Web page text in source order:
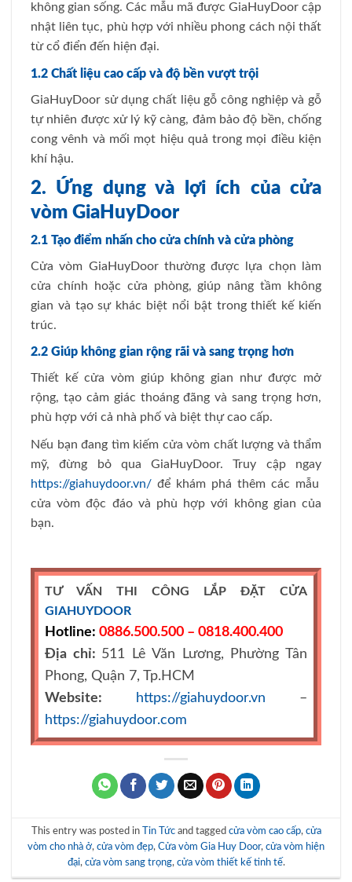
không gian sống. Các mẫu mã được GiaHuyDoor cập
nhật liên tục, phù hợp với nhiều phong cách nội thất
từ cổ điển đến hiện đại.
1.2 Chất liệu cao cấp và độ bền vượt trội
GiaHuyDoor sử dụng chất liệu gỗ công nghiệp và gỗ
tự nhiên được xử lý kỹ càng, đảm bảo độ bền, chống
cong vênh và mối mọt hiệu quả trong mọi điều kiện
khí hậu.
2. Ứng dụng và lợi ích của cửa
vòm GiaHuyDoor
2.1 Tạo điểm nhấn cho cửa chính và cửa phòng
Cửa vòm GiaHuyDoor thường được lựa chọn làm
cửa chính hoặc cửa phòng, giúp nâng tầm không
gian và tạo sự khác biệt nổi bật trong thiết kế kiến
trúc.
2.2 Giúp không gian rộng rãi và sang trọng hơn
Thiết kế cửa vòm giúp không gian như được mở
rộng, tạo cảm giác thoáng đãng và sang trọng hơn,
phù hợp với cả nhà phố và biệt thự cao cấp.
Nếu bạn đang tìm kiếm cửa vòm chất lượng và thẩm
mỹ, đừng bỏ qua GiaHuyDoor. Truy cập ngay
https://giahuydoor.vn/ để khám phá thêm các mẫu
cửa vòm độc đáo và phù hợp với không gian của
bạn.
TƯ VẤN THI CÔNG LẮP ĐẶT CỬA
GIAHUYDOOR
Hotline: 0886.500.500 – 0818.400.400
Địa chỉ: 511 Lê Văn Lương, Phường Tân
Phong, Quận 7, Tp.HCM
Website:
https://giahuydoor.vn –
https://giahuydoor.com
This entry was posted in Tin Tứcand tagged cửa vòm cao cấp, cửa
vòm cho nhà ở, cửa vòm đẹp, Cửa vòm Gia Huy Door, cửa vòm hiện
đại, cửa vòm sang trọng, cửa vòm thiết kế tinh tế.